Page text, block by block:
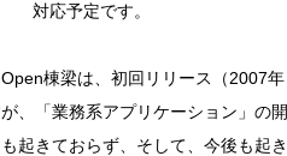
対応予定です。
棟梁は、初回リリース（2007
、「業務系アプリケーション」の
も起きておらず、そして、今後も起